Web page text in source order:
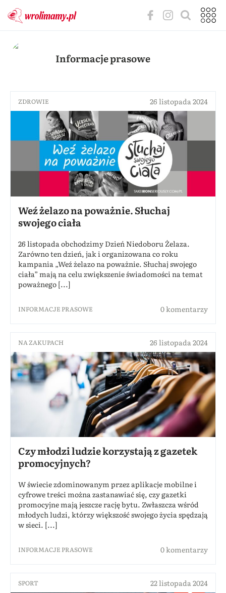
Informacje prasowe
ZDROWIE 26 listopada 2024
Weź żelazo na poważnie. Słuchaj
swojego ciała
26 listopada obchodzimy Dzień Niedoboru Żelaza.
Zarówno ten dzień, jak i organizowana co roku
kampania „Weź żelazo na poważnie. Słuchaj swojego
ciała” mają na celu zwiększenie świadomości na temat
poważnego [...]
INFORMACJE PRASOWE 0 komentarzy
NA ZAKUPACH 26 listopada 2024
Czy młodzi ludzie korzystają z gazetek
promocyjnych?
W świecie zdominowanym przez aplikacje mobilne i
cyfrowe treści można zastanawiać się, czy gazetki
promocyjne mają jeszcze rację bytu. Zwłaszcza wśród
młodych ludzi, którzy większość swojego życia spędzają
w sieci. [...]
INFORMACJE PRASOWE 0 komentarzy
SPORT 22 listopada 2024